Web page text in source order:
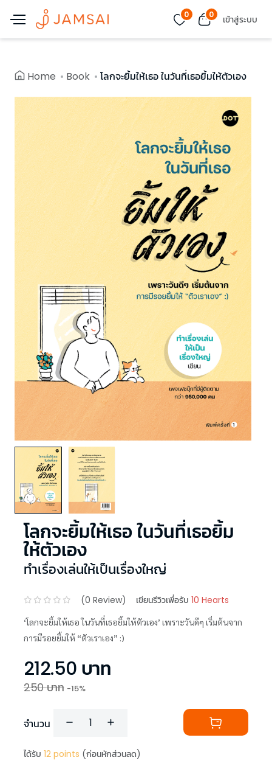
0 0 เข้าสู่ระบบ
Home Book โลกจะยิ้มให้เธอ ในวันที่เธอยิ้มให้ตัวเอง
โลกจะยิ้มให้เธอ ในวันที่เธอยิ้ม
ให้ตัวเอง
ทำเรื่องเล่นให้เป็นเรื่องใหญ่
(0 Review) เขียนรีวิวเพื่อรับ 10 Hearts
‘โลกจะยิ้มให้เธอ ในวันที่เธอยิ้มให้ตัวเอง’ เพราะวันดีๆ เริ่มต้นจาก
การมีรอยยิ้มให้ “ตัวเราเอง” :)
212.50 บาท
250บาท -15%
จำนวน
ได้รับ 12 points (ก่อนหักส่วนลด)